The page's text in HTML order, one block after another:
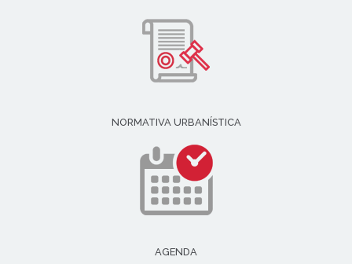
NORMATIVA URBANÍSTICA
AGENDA